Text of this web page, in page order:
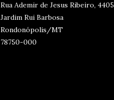
Rua Ademir de Jesus Ribeiro, 4405
Jardim Rui Barbosa
Rondonópolis/MT
78750-000